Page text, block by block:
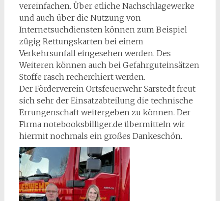
vereinfachen. Über etliche Nachschlagewerke
und auch über die Nutzung von
Internetsuchdiensten können zum Beispiel
zügig Rettungskarten bei einem
Verkehrsunfall eingesehen werden. Des
Weiteren können auch bei Gefahrguteinsätzen
Stoffe rasch recherchiert werden.
Der Förderverein Ortsfeuerwehr Sarstedt freut
sich sehr der Einsatzabteilung die technische
Errungenschaft weitergeben zu können. Der
Firma notebooksbilliger.de übermitteln wir
hiermit nochmals ein großes Dankeschön.